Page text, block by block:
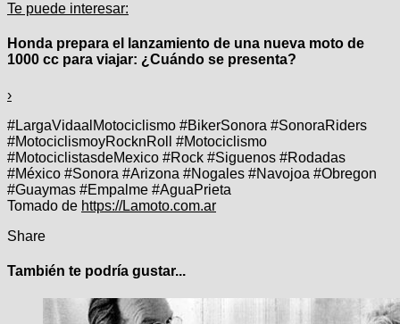
Te puede interesar:
Honda prepara el lanzamiento de una nueva moto de
1000 cc para viajar: ¿Cuándo se presenta?
›
#LargaVidaalMotociclismo #BikerSonora #SonoraRiders
#MotociclismoyRocknRoll #Motociclismo
#MotociclistasdeMexico #Rock #Siguenos #Rodadas
#México #Sonora #Arizona #Nogales #Navojoa #Obregon
#Guaymas #Empalme #AguaPrieta
Tomado de https://Lamoto.com.ar
Share
También te podría gustar...